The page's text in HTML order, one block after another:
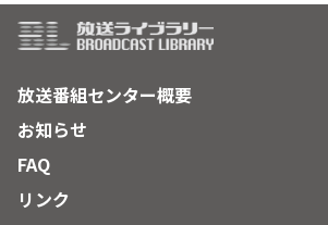
放送番組センター概要
お知らせ
FAQ
リンク